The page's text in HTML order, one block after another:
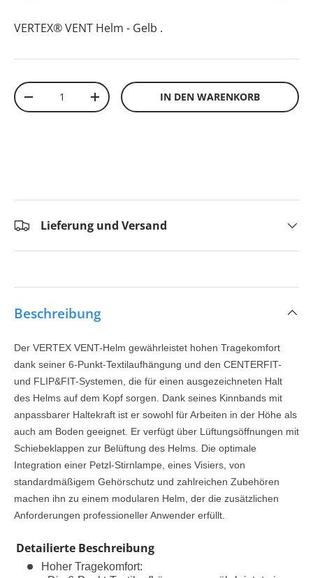
VERTEX® VENT Helm - Gelb .
Anzahl
-
+ IN DEN WARENKORB
Lieferung und Versand
Beschreibung
Der VERTEX VENT-Helm gewährleistet hohen Tragekomfort
dank seiner 6-Punkt-Textilaufhängung und den CENTERFIT-
und FLIP&FIT-Systemen, die für einen ausgezeichneten Halt
des Helms auf dem Kopf sorgen. Dank seines Kinnbands mit
anpassbarer Haltekraft ist er sowohl für Arbeiten in der Höhe als
auch am Boden geeignet. Er verfügt über Lüftungsöffnungen mit
Schiebeklappen zur Belüftung des Helms. Die optimale
Integration einer Petzl-Stirnlampe, eines Visiers, von
standardmäßigem Gehörschutz und zahlreichen Zubehören
machen ihn zu einem modularen Helm, der die zusätzlichen
Anforderungen professioneller Anwender erfüllt.
Detailierte Beschreibung
Hoher Tragekomfort: